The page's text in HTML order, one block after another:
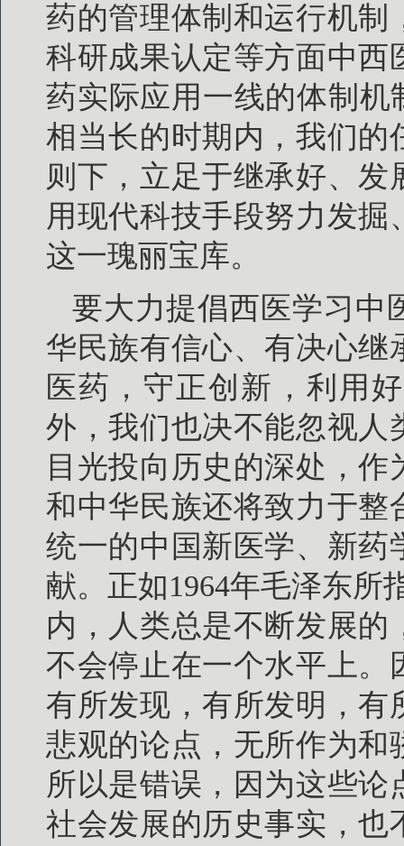
药的管理体制和运行机制
科研成果认定等方面中西
药实际应用一线的体制机
相当长的时期内，我们的
则下，立足于继承好、
用现代科技手段努力发
这一瑰丽宝库。
要大力提倡西医学习中
华民族有信心、有决心继
医药，守正创新，利用
外，我们也决不能忽视人
目光投向历史的深处，
和中华民族还将致力于整
统一的中国新医学、新药
献。正如1964年毛泽东所
内，人类总是不断发展
不会停止在一个水平上。
有所发现，有所发明，有
悲观的论点，无所作为和
所以是错误，因为这些
社会发展的历史事实，也